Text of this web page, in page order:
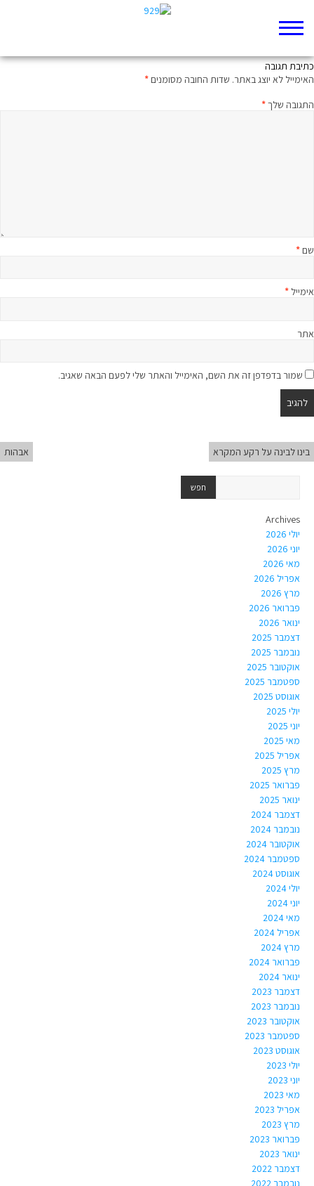
כתיבת תגובה
האימייל לא יוצג באתר. שדות החובה מסומנים*
התגובה שלך*
שם*
אימייל *
אתר
שמור בדפדפן זה את השם, האימייל והאתר שלי לפעם הבאה שאגיב.
בינו לבינה על רקע המקרא אבהות
Archives
יולי 2026
יוני 2026
מאי 2026
אפריל 2026
מרץ 2026
פברואר 2026
ינואר 2026
דצמבר 2025
נובמבר 2025
אוקטובר 2025
ספטמבר 2025
אוגוסט 2025
יולי 2025
יוני 2025
מאי 2025
אפריל 2025
מרץ 2025
פברואר 2025
ינואר 2025
דצמבר 2024
נובמבר 2024
אוקטובר 2024
ספטמבר 2024
אוגוסט 2024
יולי 2024
יוני 2024
מאי 2024
אפריל 2024
מרץ 2024
פברואר 2024
ינואר 2024
דצמבר 2023
נובמבר 2023
אוקטובר 2023
ספטמבר 2023
אוגוסט 2023
יולי 2023
יוני 2023
מאי 2023
אפריל 2023
מרץ 2023
פברואר 2023
ינואר 2023
דצמבר 2022
נובמבר 2022